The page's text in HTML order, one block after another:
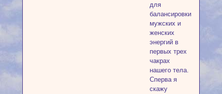
для
балансировки
мужских и
женских
энергий в
первых трех
чакрах
нашего тела.
Сперва я
скажу